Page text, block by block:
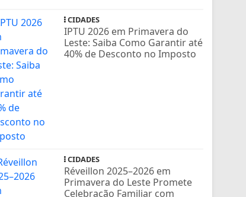
CIDADES
IPTU 2026 em Primavera do
Leste: Saiba Como Garantir até
40% de Desconto no Imposto
CIDADES
Réveillon 2025–2026 em
Primavera do Leste Promete
Celebração Familiar com